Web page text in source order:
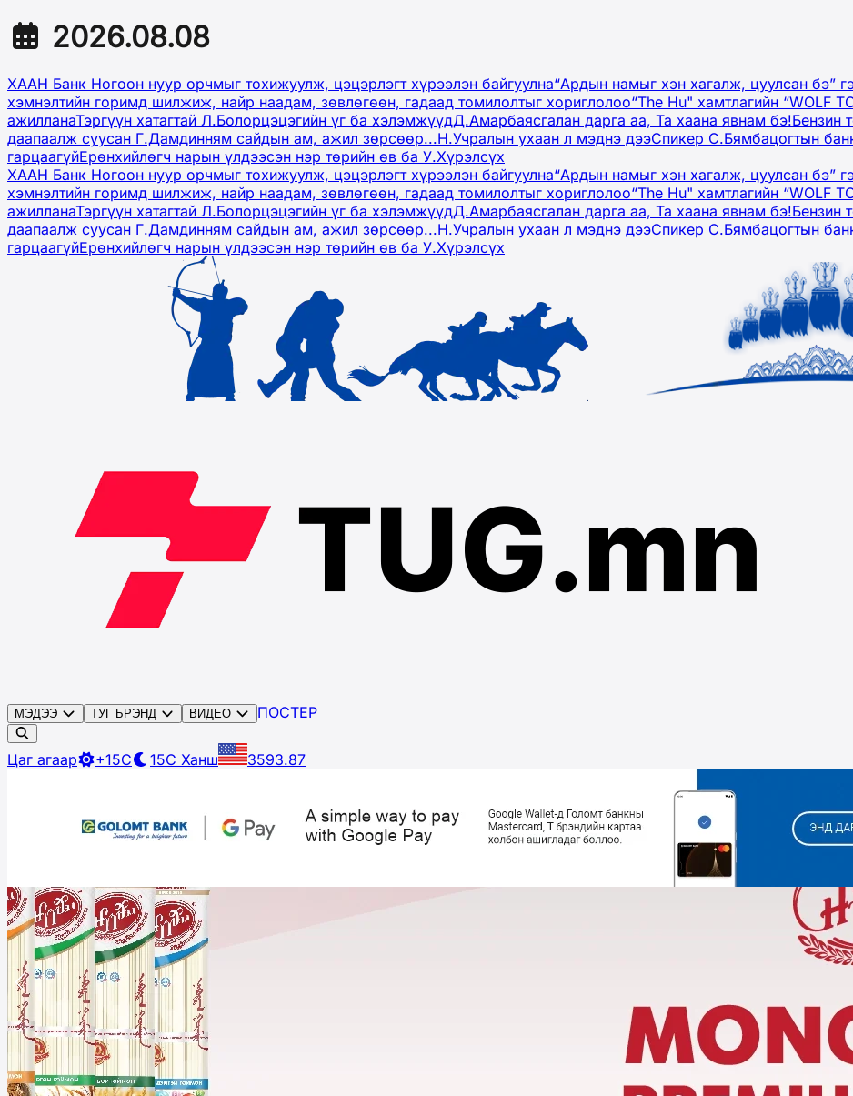
2026.08.08
ХААН Банк Ногоон нуур орчмыг тохижуулж, цэцэрлэгт хүрээлэн байгуулна“Ардын намыг хэн хагалж, цуулсан бэ”
хэмнэлтийн горимд шилжиж, найр наадам, зөвлөгөөн, гадаад томилолтыг хориглолоо“The Hu" хамтлагийн “WOLF
ажилланаТэргүүн хатагтай Л.Болорцэцэгийн үг ба хэлэмжүүдД.Амарбаясгалан дарга аа, Та хаана явнам бэ!Бензин
даапаалж суусан Г.Дамдинням сайдын ам, ажил зөрсөөр...Н.Учралын ухаан л мэднэ дээСпикер С.Бямбацогтын
гарцаагүйЕрөнхийлөгч нарын үлдээсэн нэр төрийн өв ба У.Хүрэлсүх
ХААН Банк Ногоон нуур орчмыг тохижуулж, цэцэрлэгт хүрээлэн байгуулна“Ардын намыг хэн хагалж, цуулсан бэ”
хэмнэлтийн горимд шилжиж, найр наадам, зөвлөгөөн, гадаад томилолтыг хориглолоо“The Hu" хамтлагийн “WOLF
ажилланаТэргүүн хатагтай Л.Болорцэцэгийн үг ба хэлэмжүүдД.Амарбаясгалан дарга аа, Та хаана явнам бэ!Бензин
даапаалж суусан Г.Дамдинням сайдын ам, ажил зөрсөөр...Н.Учралын ухаан л мэднэ дээСпикер С.Бямбацогтын
гарцаагүйЕрөнхийлөгч нарын үлдээсэн нэр төрийн өв ба У.Хүрэлсүх
МЭДЭЭ ТУГ БРЭНД ВИДЕО ПОСТЕР
Цаг агаар +15C 15C Ханш 3593.87